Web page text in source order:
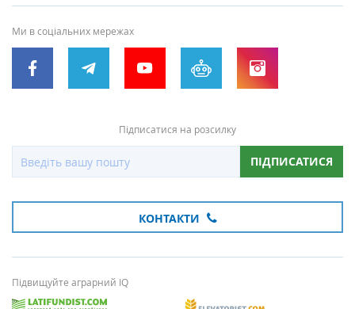
Ми в соціальних мережах
Підписатися на розсилку
ПІДПИСАТИСЯ
КОНТАКТИ
Підвищуйте аграрний IQ